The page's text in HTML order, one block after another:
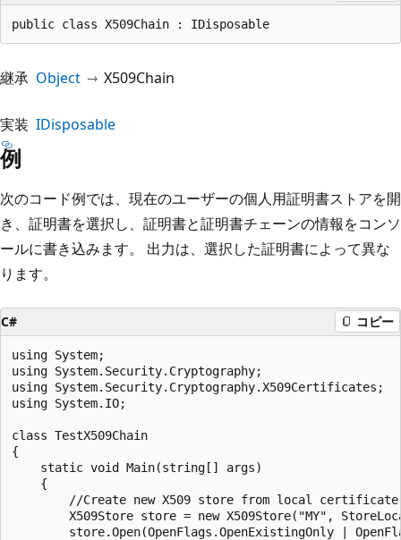
public class X509Chain : IDisposable
継承 Object X509Chain
実装 IDisposable
例
次のコード例では、現在のユーザーの個人用証明書ストアを開
き、証明書を選択し、証明書と証明書チェーンの情報をコンソ
ールに書き込みます。 出力は、選択した証明書によって異な
ります。
C# コピー
using System;
using System.Security.Cryptography;
using System.Security.Cryptography.X509Certificates;
using System.IO;
class TestX509Chain
{
    static void Main(string[] args)
    {
//Create new X509 store from local
X509Store store = new X509Store("MY",
store.Open(OpenFlags.OpenExistingOnly |